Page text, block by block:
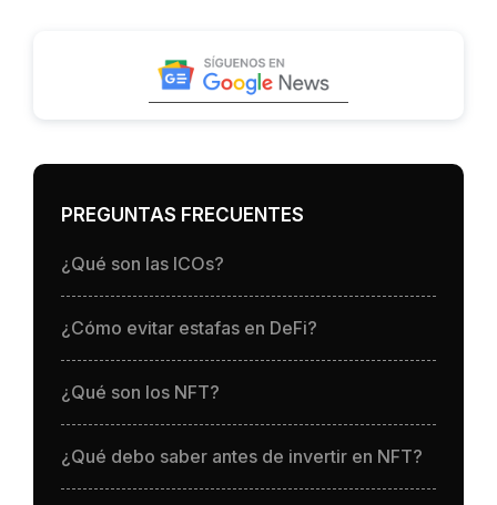
PREGUNTAS FRECUENTES
¿Qué son las ICOs?
¿Cómo evitar estafas en DeFi?
¿Qué son los NFT?
¿Qué debo saber antes de invertir en NFT?